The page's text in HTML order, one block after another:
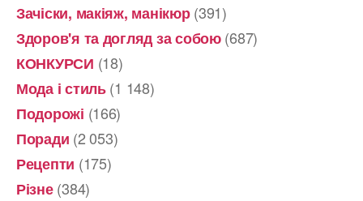
Зачіски, макіяж, манікюр(391)
Здоров'я та догляд за собою(687)
КОНКУРСИ (18)
Мода і стиль(1 148)
Подорожі (166)
Поради (2 053)
Рецепти (175)
Різне(384)